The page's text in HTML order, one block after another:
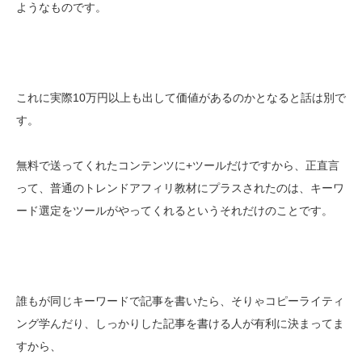
ようなものです。
これに実際10万円以上も出して価値があるのかとなると話は別で
す。
無料で送ってくれたコンテンツに+ツールだけですから、正直言
って、普通のトレンドアフィリ教材にプラスされたのは、キーワ
ード選定をツールがやってくれるというそれだけのことです。
誰もが同じキーワードで記事を書いたら、そりゃコピーライティ
ング学んだり、しっかりした記事を書ける人が有利に決まってま
すから、